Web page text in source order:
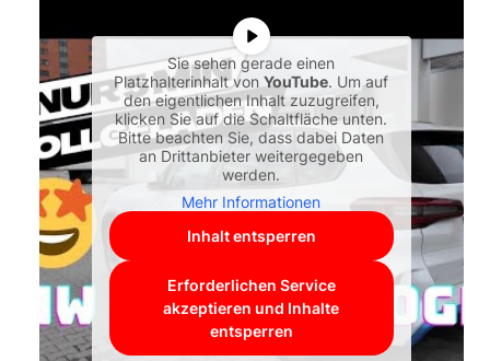
Sie sehen gerade einen
Platzhalterinhalt vonYouTube. Um auf
den eigentlichen Inhalt zuzugreifen,
klicken Sie auf die Schaltfläche unten.
Bitte beachten Sie, dass dabei Daten
an Drittanbieter weitergegeben
werden.
Mehr Informationen
Inhalt entsperren
Erforderlichen Service
akzeptieren und Inhalte
entsperren